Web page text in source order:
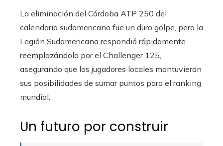
La eliminación del Córdoba ATP 250 del
calendario sudamericano fue un duro golpe, pero la
Legión Sudamericana respondió rápidamente
reemplazándolo por el Challenger 125,
asegurando que los jugadores locales mantuvieran
sus posibilidades de sumar puntos para el ranking
mundial.
Un futuro por construir